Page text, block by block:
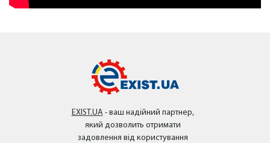
EXIST.UA - ваш надійний партнер,
який дозволить отримати
задовлення від користування